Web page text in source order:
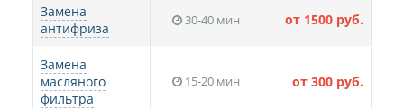
Замена
антифриза
30-40 мин от 1500 руб.
Замена
масляного
фильтра
15-20 мин от 300 руб.